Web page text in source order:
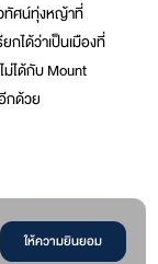
ทัศน์ทุ่งหญ้าที่
กได้ว่าเป็นเมืองที่
ม่ได้กับ Mount
กด้วย
ให้ความยินยอม